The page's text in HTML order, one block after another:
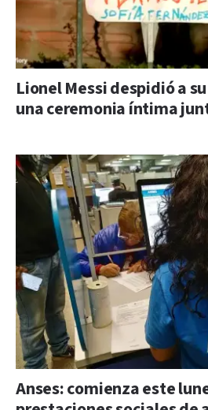
Lionel Messi despidió a
una ceremonia íntima
Anses: comienza este